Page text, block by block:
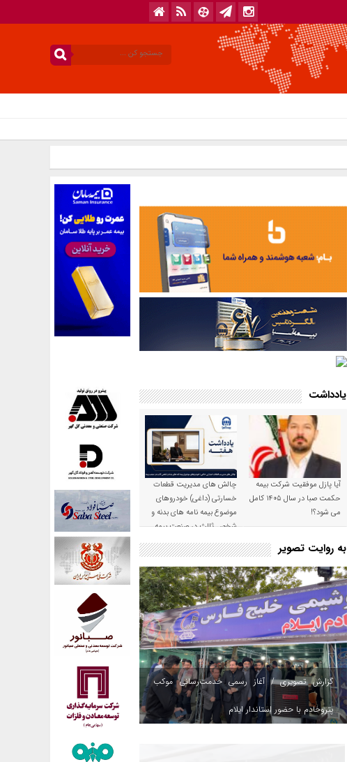
یادداشت
آیا پازل موفقیت شرکت بیمه
حکمت صبا در سال ۱۴۰۵ کامل
می شود؟!
چالش های مدیریت قطعات
خسارتی (داغی) خودروهای
موضوع بیمه نامه های بدنه و
شخص ثالث در صنعت بیمه
به روایت تصویر
گزارش تصویری / آغاز رسمی خدمت‌رسانی موکب
پتروخادم با حضور استاندار ایلام